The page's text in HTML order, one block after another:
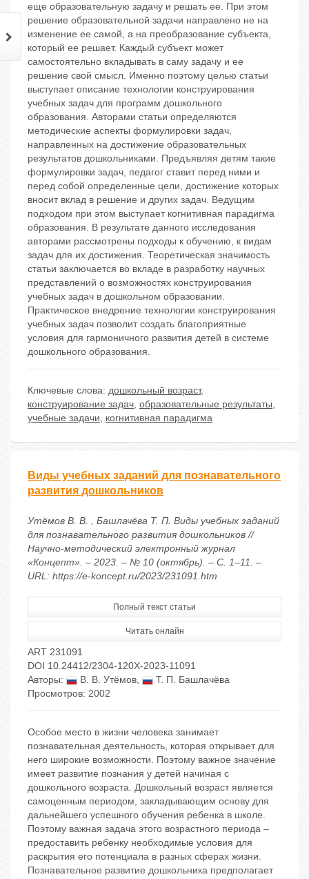
еще образовательную задачу и решать ее. При этом
решение образовательной задачи направлено не на
изменение ее самой, а на преобразование субъекта,
который ее решает. Каждый субъект может
самостоятельно вкладывать в саму задачу и ее
решение свой смысл. Именно поэтому целью статьи
выступает описание технологии конструирования
учебных задач для программ дошкольного
образования. Авторами статьи определяются
методические аспекты формулировки задач,
направленных на достижение образовательных
результатов дошкольниками. Предъявляя детям такие
формулировки задач, педагог ставит перед ними и
перед собой определенные цели, достижение которых
вносит вклад в решение и других задач. Ведущим
подходом при этом выступает когнитивная парадигма
образования. В результате данного исследования
авторами рассмотрены подходы к обучению, к видам
задач для их достижения. Теоретическая значимость
статьи заключается во вкладе в разработку научных
представлений о возможностях конструирования
учебных задач в дошкольном образовании.
Практическое внедрение технологии конструирования
учебных задач позволит создать благоприятные
условия для гармоничного развития детей в системе
дошкольного образования.
Ключевые слова: дошкольный возраст,
конструирование задач, образовательные результаты,
учебные задачи, когнитивная парадигма
Виды учебных заданий для познавательного
развития дошкольников
Утёмов В. В. , Башлачёва Т. П. Виды учебных заданий
для познавательного развития дошкольников //
Научно-методический электронный журнал
«Концепт». – 2023. – № 10 (октябрь). – С. 1–11. –
URL: https://e-koncept.ru/2023/231091.htm
Полный текст статьи
Читать онлайн
ART 231091
DOI 10.24412/2304-120X-2023-11091
Авторы:
В. В. Утёмов,
Т. П. Башлачёва
Просмотров: 2002
Особое место в жизни человека занимает
познавательная деятельность, которая открывает для
него широкие возможности. Поэтому важное значение
имеет развитие познания у детей начиная с
дошкольного возраста. Дошкольный возраст является
самоценным периодом, закладывающим основу для
дальнейшего успешного обучения ребенка в школе.
Поэтому важная задача этого возрастного периода –
предоставить ребенку необходимые условия для
раскрытия его потенциала в разных сферах жизни.
Познавательное развитие дошкольника предполагает